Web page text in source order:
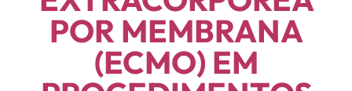
POR MEMBRANA
(ECMO) EM